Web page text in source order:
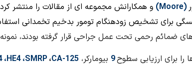
(
Moore
) و همکارانش مجموعه ای از مقالات را منتشر
برای تشخیص زودهنگام تومور بدخیم تخمدانی
ضمائم رحمی تحت عمل جراحی قرار گرفته بودند، نمونه
برای ارزیابی سطوح
بیومارکر، CA-125،SMRP،HE4،